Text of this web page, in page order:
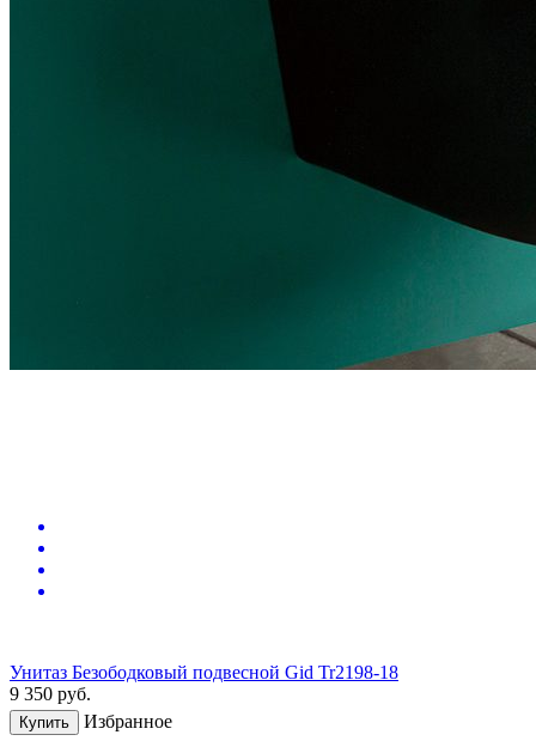
Унитаз Безободковый подвесной Gid Tr2198-18
9 350 руб.
Купить Избранное